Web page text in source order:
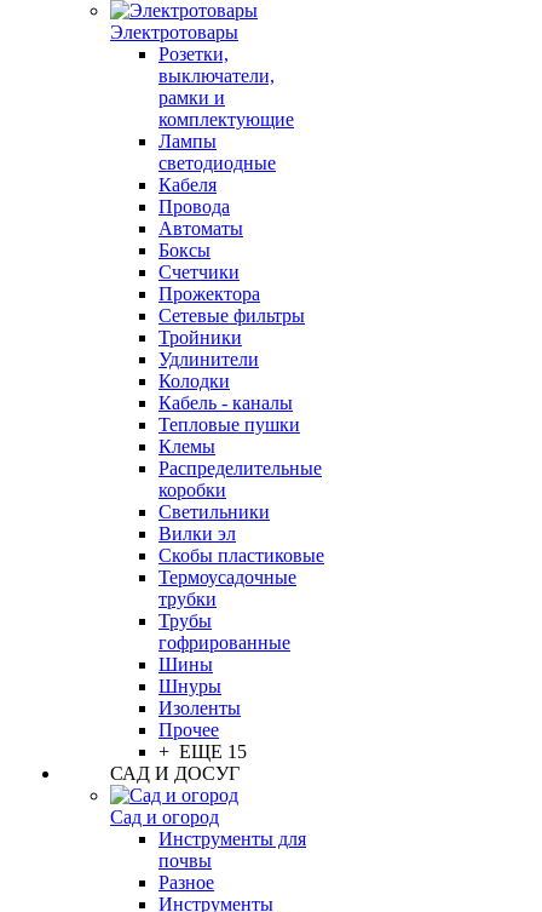
Электротовары
Розетки,
выключатели,
рамки и
комплектующие
Лампы
светодиодные
Кабеля
Провода
Автоматы
Боксы
Счетчики
Прожектора
Сетевые фильтры
Тройники
Удлинители
Колодки
Кабель - каналы
Тепловые пушки
Клемы
Распределительные
коробки
Светильники
Вилки эл
Скобы пластиковые
Термоусадочные
трубки
Трубы
гофрированные
Шины
Шнуры
Изоленты
Прочее
+ ЕЩЕ 15
САД И ДОСУГ
Сад и огород
Инструменты для
почвы
Разное
Инструменты